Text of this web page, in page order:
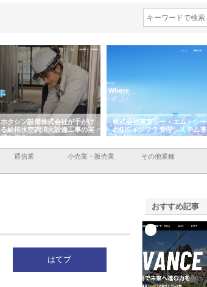
ホクシン設備株式会社が手がけ
る給排水空調消火設備工事の実
績と強み
株式会社東京シー・エム・シー
のGISインフラ管理システム導
入メリット
通信業 小売業・販売業 その他業種
はてブ
おすすめ記事